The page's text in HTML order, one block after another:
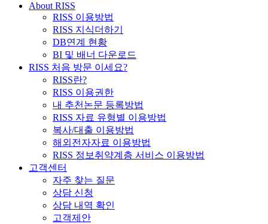
About RISS
RISS 이용방법
RISS 지식더하기
DB연계 현황
BI 및 배너 다운로드
RISS 처음 방문 이세요?
RISS란?
RISS 이용권한
내 추천논문 등록방법
RISS 자료 유형별 이용방법
복사/대출 이용방법
해외전자자료 이용방법
RISS 정보취약계층 서비스 이용방법
고객센터
자주 찾는 질문
상담 신청
상담 내역 확인
고객제안